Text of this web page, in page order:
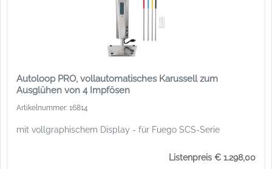
Autoloop PRO, vollautomatisches Karussell zum
Ausglühen von 4 Impfösen
Artikelnummer: 16814
mit vollgraphischem Display - für Fuego SCS-Serie
Listenpreis € 1.298,00